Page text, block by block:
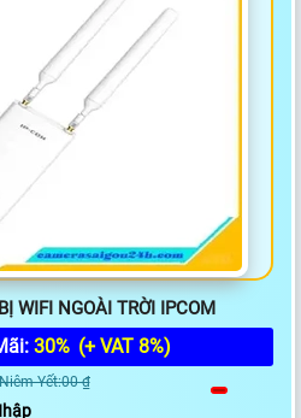
WIFI NGOÀI TRỜI IPCOM
30% (+ VAT 8%)
Yết:00 ₫